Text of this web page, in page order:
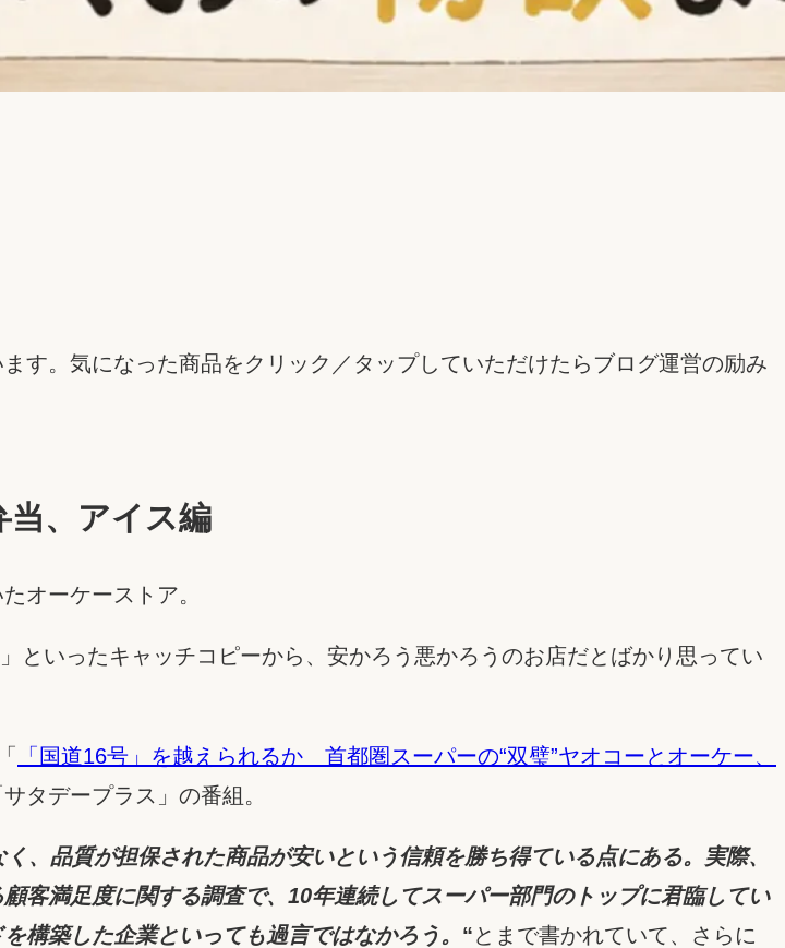
す。気になった商品をクリック／タップしていただけたらブログ運営の励み
、アイス編
オーケーストア。
といったキャッチコピーから、安かろう悪かろうのお店だとばかり思ってい
「国道16号」を越えられるか 首都圏スーパーの“双璧”ヤオコーとオーケー、
タデープラス」の番組。
、品質が担保された商品が安いという信頼を勝ち得ている点にある。実際、
客満足度に関する調査で、10年連続してスーパー部門のトップに君臨してい
構築した企業といっても過言ではなかろう。 “とまで書かれていて、さらに